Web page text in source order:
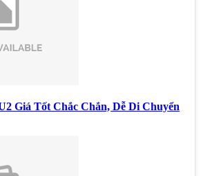
Giá Tốt Chắc Chắn, Dễ Di Chuyển